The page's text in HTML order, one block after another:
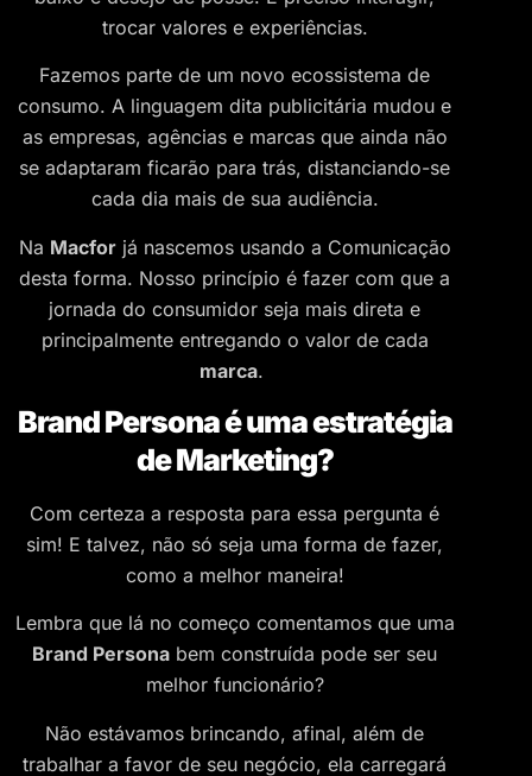
trocar valores e experiências.
Fazemos parte de um novo ecossistema de
consumo. A linguagem dita publicitária mudou e
as empresas, agências e marcas que ainda não
se adaptaram ficarão para trás, distanciando-se
cada dia mais de sua audiência.
Na Macforjá nascemos usando a Comunicação
desta forma. Nosso princípio é fazer com que a
jornada do consumidor seja mais direta e
principalmente entregando o valor de cada
marca.
Brand Persona é uma estratégia
de Marketing?
Com certeza a resposta para essa pergunta é
sim! E talvez, não só seja uma forma de fazer,
como a melhor maneira!
Lembra que lá no começo comentamos que uma
Brand Persona bem construída pode ser seu
melhor funcionário?
Não estávamos brincando, afinal, além de
trabalhar a favor de seu negócio, ela carregará